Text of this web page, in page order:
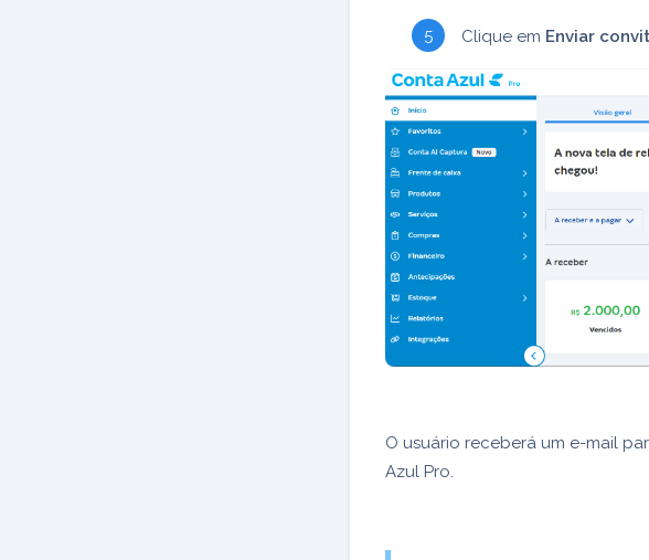
Clique em Enviar
O usuário receberá um e-mail
Azul Pro.